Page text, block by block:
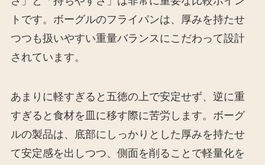
トです。ボーグルのフライパンは、厚みを持たせ
つつも扱いやすい重量バランスにこだわって設計
されています。
あまりに軽すぎると五徳の上で安定せず、逆に重
すぎると食材を皿に移す際に苦労します。ボーグ
ルの製品は、底部にしっかりとした厚みを持たせ
て安定感を出しつつ、側面を削ることで軽量化を